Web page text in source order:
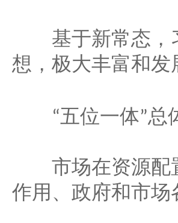
基于新常态，习
想，极大丰富和
“五位一体”总
市场在资源配置
作用、政府和市